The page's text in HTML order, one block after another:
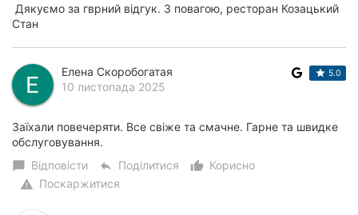
Дякуємо за гврний відгук. З повагою, ресторан Козацький
Стан
Елена Скоробогатая
10 листопада 2025
5.0
Заїхали повечеряти. Все свіже та смачне. Гарне та швидке
обслуговування.
chat_bubble Відповісти reply Поділитися thumb_up_alt
Корисно
warning Поскаржитися